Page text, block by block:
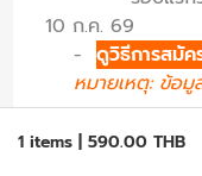
1 items 590.00 THB
10 ก.ค. 69
-ดูวิธีการสมั
หมายเหตุ: ข้อมู
Q: ซื้อบัตรหลัง 7
ไหม?